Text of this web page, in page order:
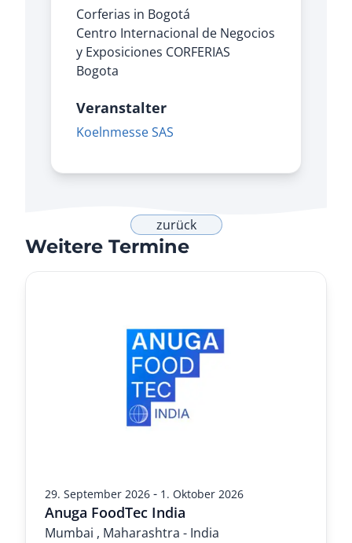
Corferias in Bogotá
Centro Internacional de Negocios
y Exposiciones CORFERIAS
Bogota
Veranstalter
Koelnmesse SAS
zurück
Weitere Termine
29. September 2026- 1. Oktober 2026
Anuga FoodTec India
Mumbai , Maharashtra - India